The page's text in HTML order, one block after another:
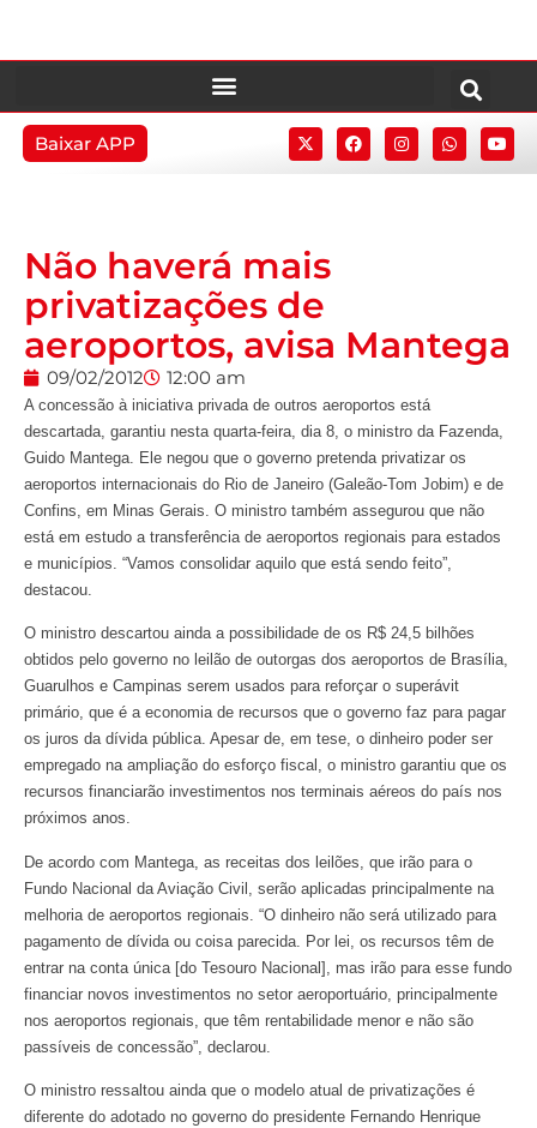
Baixar APP
Não haverá mais
privatizações de
aeroportos, avisa Mantega
09/02/2012 12:00 am
A concessão à iniciativa privada de outros aeroportos está
descartada, garantiu nesta quarta-feira, dia 8, o ministro da Fazenda,
Guido Mantega. Ele negou que o governo pretenda privatizar os
aeroportos internacionais do Rio de Janeiro (Galeão-Tom Jobim) e de
Confins, em Minas Gerais. O ministro também assegurou que não
está em estudo a transferência de aeroportos regionais para estados
e municípios. “Vamos consolidar aquilo que está sendo feito”,
destacou.
O ministro descartou ainda a possibilidade de os R$ 24,5 bilhões
obtidos pelo governo no leilão de outorgas dos aeroportos de Brasília,
Guarulhos e Campinas serem usados para reforçar o superávit
primário, que é a economia de recursos que o governo faz para pagar
os juros da dívida pública. Apesar de, em tese, o dinheiro poder ser
empregado na ampliação do esforço fiscal, o ministro garantiu que os
recursos financiarão investimentos nos terminais aéreos do país nos
próximos anos.
De acordo com Mantega, as receitas dos leilões, que irão para o
Fundo Nacional da Aviação Civil, serão aplicadas principalmente na
melhoria de aeroportos regionais. “O dinheiro não será utilizado para
pagamento de dívida ou coisa parecida. Por lei, os recursos têm de
entrar na conta única [do Tesouro Nacional], mas irão para esse fundo
financiar novos investimentos no setor aeroportuário, principalmente
nos aeroportos regionais, que têm rentabilidade menor e não são
passíveis de concessão”, declarou.
O ministro ressaltou ainda que o modelo atual de privatizações é
diferente do adotado no governo do presidente Fernando Henrique